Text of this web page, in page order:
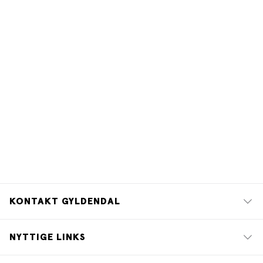
KONTAKT GYLDENDAL
NYTTIGE LINKS